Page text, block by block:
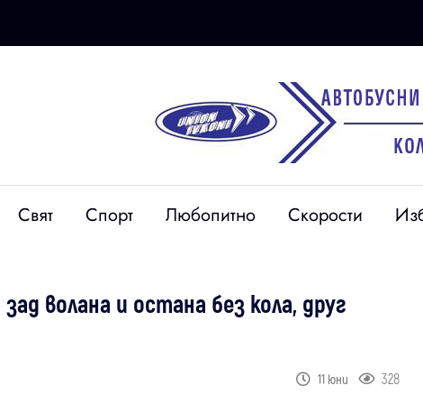
Свят Спорт Любопитно Скорости
волана и остана без кола, друг
11 юни 328